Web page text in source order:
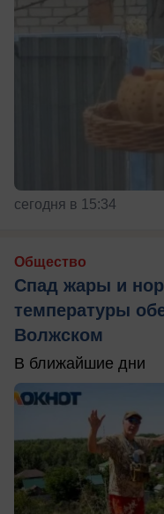
сегодня в 15:34
Общество
Спад жары и
температуры
Волжском
В ближайшие дни